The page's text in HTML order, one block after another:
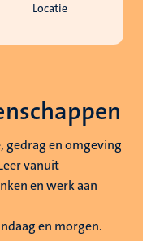
Locatie
gedrag en omgeving
vanuit
en werk aan
en morgen.